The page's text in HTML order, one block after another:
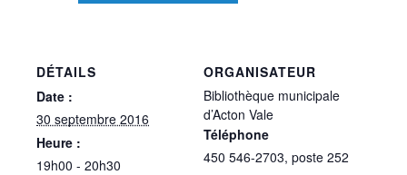
DÉTAILS
Date :
30 septembre 2016
Heure :
19h00 - 20h30
ORGANISATEUR
Bibliothèque municipale
d’Acton Vale
Téléphone
450 546-2703, poste 252